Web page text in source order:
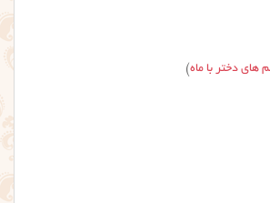
های دختر با ماه)